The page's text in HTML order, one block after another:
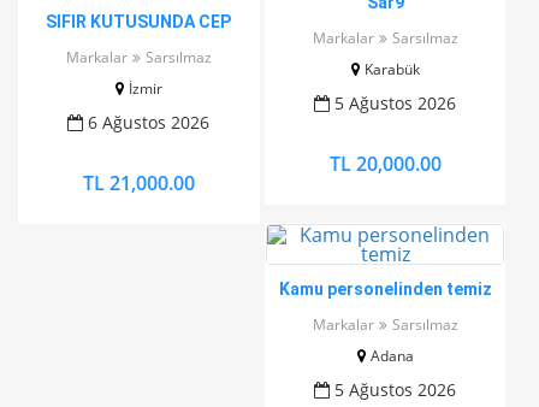
SIFIR KUTUSUNDA CEP
Markalar
Sarsılmaz
İzmir
6 Ağustos 2026
TL 21,000.00
Markalar
Sarsılmaz
Karabük
5 Ağustos 2026
TL 20,000.00
Kamu personelinden temiz
Markalar
Sarsılmaz
Adana
5 Ağustos 2026